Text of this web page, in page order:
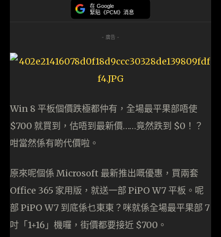
在 Google
緊貼《PCM》消息
- 廣告 -
Win 8 平板個價跌極都仲有，全場最平果部唔使
$700 就買到，估唔到最新價……竟然跌到 $0！？
咁當然係有啲代價啦。
原來呢個係 Microsoft 最新推出嘅優惠，買兩套
Office 365 家用版，就送一部 PiPO W7 平板。呢
部 PiPO W7 到底係乜東東？咪就係全場最平果部 7
吋「1+16」機囉，街價都要接近 $700。